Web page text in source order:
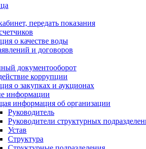
передать показания
о качестве воды
и договоров
документооборот
коррупции
о закупках и аукционах
информации
информация об организации
Руководитель
Руководители структурных
Устав
Структура